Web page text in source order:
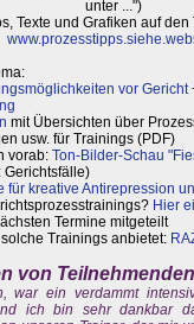
unter ...")
Texte und Grafiken auf
vor Gericht
mit Übersichten über
usw. für Trainings (PDF)
vorab: Ton-Bilder-Schau
Gerichtsfälle)
für kreative Antirepression
Hier
Termine mitgeteilt
Trainings anbietet:
von Teilnehmenden
war ein verdammt
ich bin sehr dankbar